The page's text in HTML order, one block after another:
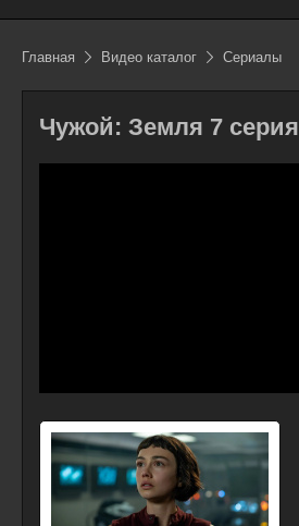
Главная Видео каталог Сериалы
Чужой: Земля 7 серия